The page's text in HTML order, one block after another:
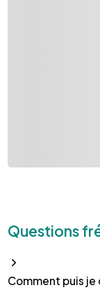
Questions
Comment puis